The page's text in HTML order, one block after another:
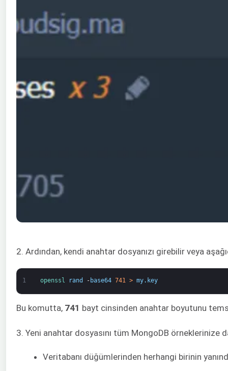
2. Ardından, kendi anahtar dosyanızı girebilir veya
1 openssl rand - base64 741 > my. key
Bu komutta, 741 bayt cinsinden anahtar boyutunu
3. Yeni anahtar dosyasını tüm MongoDB örneklerinize
Veritabanı düğümlerinden herhangi birinin